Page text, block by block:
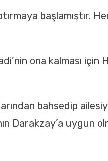
başlamıştır.
ona kalması
bahsedip
Darakzay’a uygun